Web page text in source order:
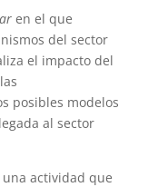
en el que
del sector
el impacto del
posibles modelos
al sector
actividad que